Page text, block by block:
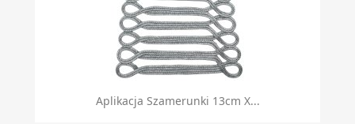
Aplikacja Szamerunki 13cm X...